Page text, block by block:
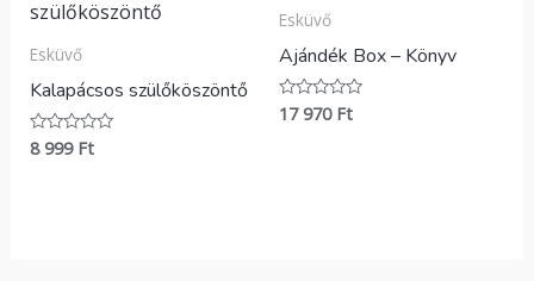
Esküvő
Kalapácsos szülőköszöntő
Értékelés:
0
8 999 Ft
Esküvő
Ajándék Box – Könyv
Értékelés:
0
17 970 Ft